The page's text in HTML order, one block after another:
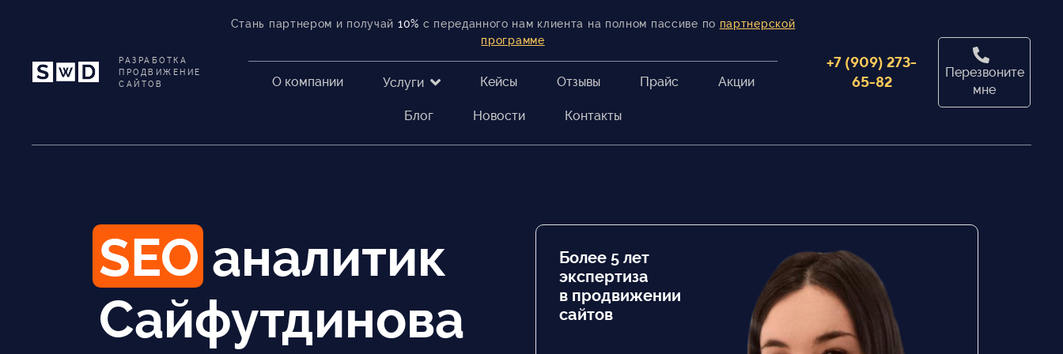
РАЗРАБОТКА
ПРОДВИЖЕНИЕ
САЙТОВ
Стань партнером и получай 10% с переданного нам клиента на полном пассиве по партнерской
программе
О компании Услуги Кейсы Отзывы Прайс Акции
Блог Новости Контакты
+7 (909) 273-
65-82
Перезвоните
мне
SEO аналитик
Сайфутдинова
Более 5 лет
экспертиза
в продвижении
сайтов